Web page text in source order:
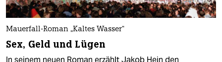
Mauerfall-Roman „Kaltes Wasser“
Sex, Geld und Lügen
In seinem neuen Roman erzählt Jakob Hein den